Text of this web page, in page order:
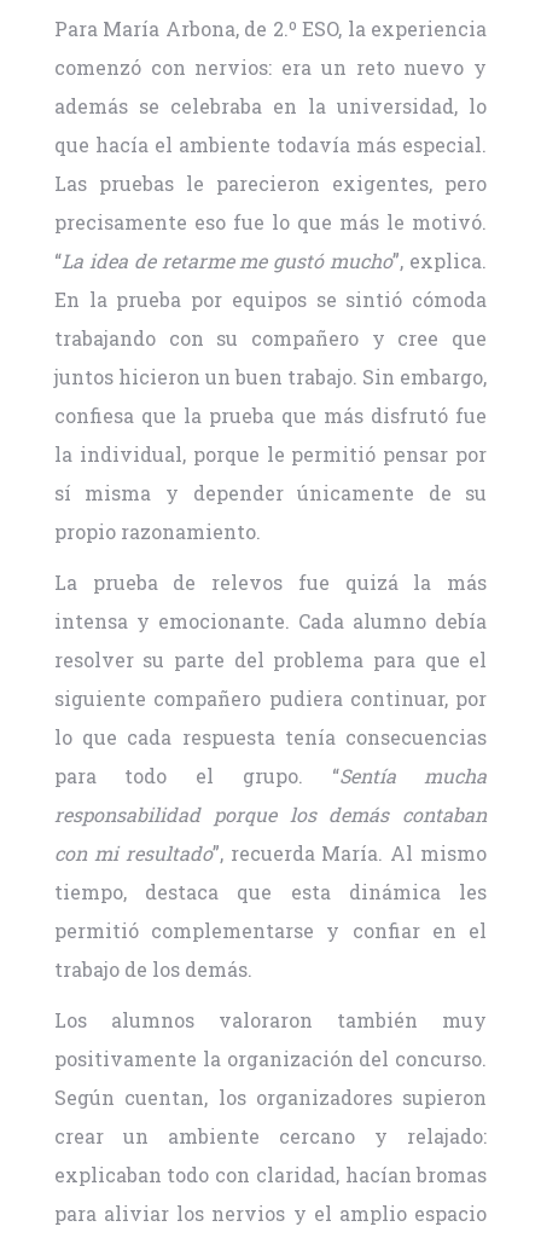
Para María Arbona, de 2.º ESO, la experiencia
comenzó con nervios: era un reto nuevo y
además se celebraba en la universidad, lo
que hacía el ambiente todavía más especial.
Las pruebas le parecieron exigentes, pero
precisamente eso fue lo que más le motivó.
“La idea de retarme me gustó mucho”, explica.
En la prueba por equipos se sintió cómoda
trabajando con su compañero y cree que
juntos hicieron un buen trabajo. Sin embargo,
confiesa que la prueba que más disfrutó fue
la individual, porque le permitió pensar por
sí misma y depender únicamente de su
propio razonamiento.
La prueba de relevos fue quizá la más
intensa y emocionante. Cada alumno debía
resolver su parte del problema para que el
siguiente compañero pudiera continuar, por
lo que cada respuesta tenía consecuencias
para todo el grupo. “Sentía mucha
responsabilidad porque los demás contaban
con mi resultado”, recuerda María. Al mismo
tiempo, destaca que esta dinámica les
permitió complementarse y confiar en el
trabajo de los demás.
Los alumnos valoraron también muy
positivamente la organización del concurso.
Según cuentan, los organizadores supieron
crear un ambiente cercano y relajado:
explicaban todo con claridad, hacían bromas
para aliviar los nervios y el amplio espacio